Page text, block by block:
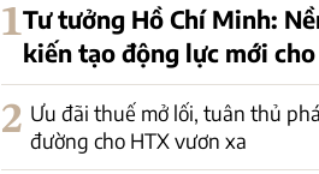
1Tư tưởng Hồ Chí Minh:
kiến tạo động lực mới
2 Ưu đãi thuế mở lối, tuân thủ
đường cho HTX vươn xa